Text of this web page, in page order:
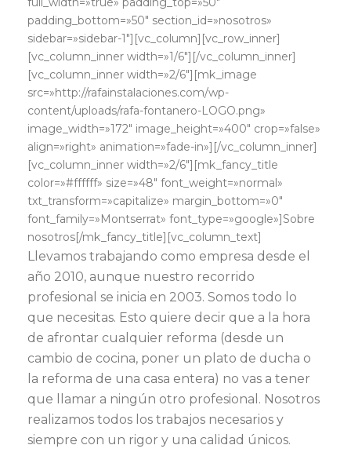
padding_bottom=»50″ section_id=»nosotros»
sidebar=»sidebar-1″][vc_column][vc_row_inner]
[vc_column_inner width=»1/6″][/vc_column_inner]
[vc_column_inner width=»2/6″][mk_image
src=»http://rafainstalaciones.com/wp-
content/uploads/rafa-fontanero-LOGO.png»
image_width=»172″ image_height=»400″ crop=»false»
align=»right» animation=»fade-in»][/vc_column_inner]
[vc_column_inner width=»2/6″][mk_fancy_title
color=»#ffffff» size=»48″ font_weight=»normal»
txt_transform=»capitalize» margin_bottom=»0″
font_family=»Montserrat» font_type=»google»]Sobre
nosotros[/mk_fancy_title][vc_column_text]
Llevamos trabajando como empresa desde el
año 2010, aunque nuestro recorrido
profesional se inicia en 2003. Somos todo lo
que necesitas. Esto quiere decir que a la hora
de afrontar cualquier reforma (desde un
cambio de cocina, poner un plato de ducha o
la reforma de una casa entera) no vas a tener
que llamar a ningún otro profesional. Nosotros
realizamos todos los trabajos necesarios y
siempre con un rigor y una calidad únicos.